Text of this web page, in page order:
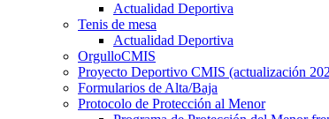
Actualidad Deportiva
Tenis de mesa
Actualidad Deportiva
OrgulloCMIS
Proyecto Deportivo CMIS (actualización
Formularios de Alta/Baja
Protocolo de Protección al Menor